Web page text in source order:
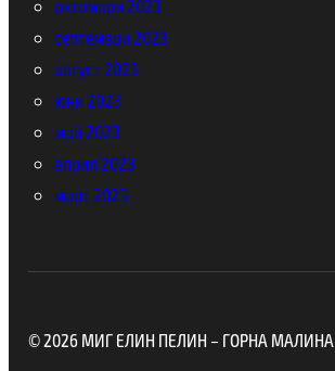
октомври 2023
септември 2023
август 2023
юни 2023
май 2023
април 2023
март 2023
© 2026 МИГ ЕЛИН ПЕЛИН – ГОРНА МАЛИНА